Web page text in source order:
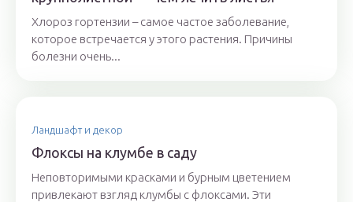
Хлороз гортензии – самое частое заболевание,
которое встречается у этого растения. Причины
болезни очень...
Ландшафт и декор
Флоксы на клумбе в саду
Неповторимыми красками и бурным цветением
привлекают взгляд клумбы с флоксами. Эти